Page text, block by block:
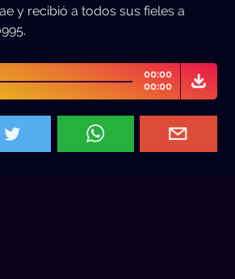
y recibió a todos sus fieles a
00:00
00:00